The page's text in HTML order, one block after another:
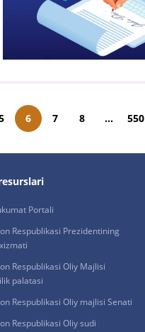
6 7 8 ... 550
Portali
Respublikasi Prezidentining
Respublikasi Oliy Majlisi
palatasi
Respublikasi Oliy majlisi Senati
Respublikasi Oliy sudi